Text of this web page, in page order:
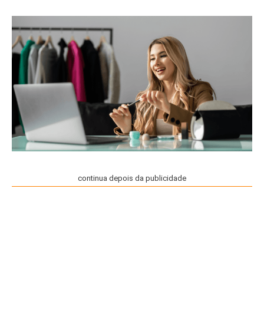
continua depois da publicidade